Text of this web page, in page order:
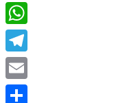
Threads
WhatsApp
Telegram
Email